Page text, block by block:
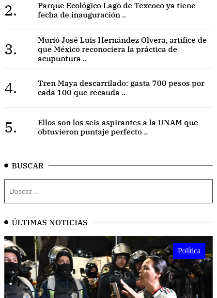
2.
Parque Ecológico Lago de Texcoco ya tiene
fecha de inauguración ..
3.
Murió José Luis Hernández Olvera, artífice de
que México reconociera la práctica de
acupuntura ..
4.
Tren Maya descarrilado: gasta 700 pesos por
cada 100 que recauda ..
5.
Ellos son los seis aspirantes a la UNAM que
obtuvieron puntaje perfecto ..
BUSCAR
ÚLTIMAS NOTICIAS
Política